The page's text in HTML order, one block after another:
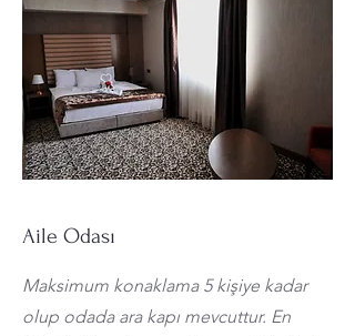
Aile Odası
Maksimum konaklama 5 kişiye kadar
olup odada ara kapı mevcuttur. En